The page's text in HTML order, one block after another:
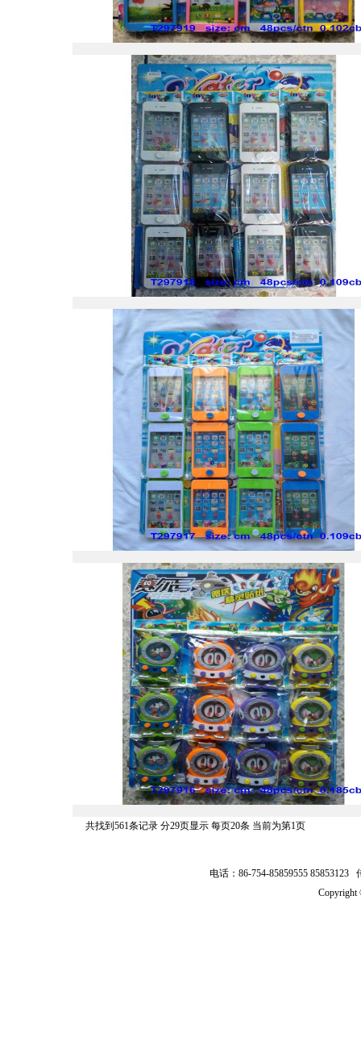
共找到561条记录 分29页显示 每页20条 当前为第1页
电话：86-754-85859555 85853123
Copyright